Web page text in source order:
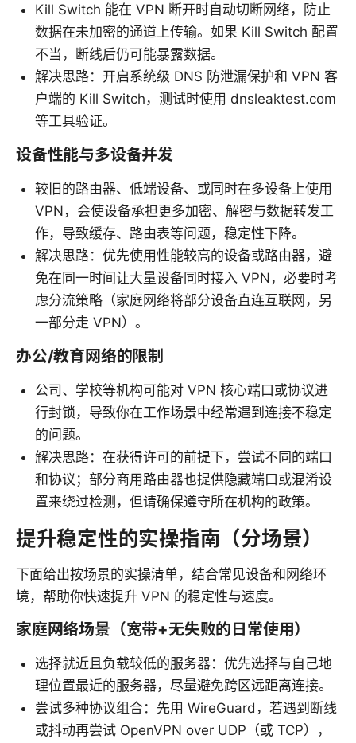
Kill Switch 能在 VPN 断开时自动切断网络，防止
数据在未加密的通道上传输。如果 Kill Switch 配置
不当，断线后仍可能暴露数据。
解决思路：开启系统级 DNS 防泄漏保护和 VPN 客
户端的 Kill Switch，测试时使用 dnsleaktest.com
等工具验证。
设备性能与多设备并发
较旧的路由器、低端设备、或同时在多设备上使用
VPN，会使设备承担更多加密、解密与数据转发工
作，导致缓存、路由表等问题，稳定性下降。
解决思路：优先使用性能较高的设备或路由器，避
免在同一时间让大量设备同时接入 VPN，必要时考
虑分流策略（家庭网络将部分设备直连互联网，另
一部分走 VPN）。
办公/教育网络的限制
公司、学校等机构可能对 VPN 核心端口或协议进
行封锁，导致你在工作场景中经常遇到连接不稳定
的问题。
解决思路：在获得许可的前提下，尝试不同的端口
和协议；部分商用路由器也提供隐藏端口或混淆设
置来绕过检测，但请确保遵守所在机构的政策。
提升稳定性的实操指南（分场景）
下面给出按场景的实操清单，结合常见设备和网络环
境，帮助你快速提升 VPN 的稳定性与速度。
家庭网络场景（宽带+无失败的日常使用）
选择就近且负载较低的服务器：优先选择与自己地
理位置最近的服务器，尽量避免跨区远距离连接。
尝试多种协议组合：先用 WireGuard，若遇到断线
或抖动再尝试 OpenVPN over UDP（或 TCP），